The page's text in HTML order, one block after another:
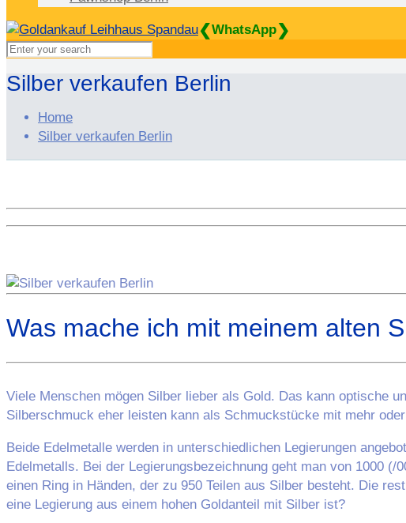
❮WhatsApp❯
Silber verkaufen Berlin
Home
Silber verkaufen Berlin
Was mache ich mit meinem alten
Viele Menschen mögen Silber lieber als Gold. Das kann optische
Silberschmuck eher leisten kann als Schmuckstücke mit mehr
Beide Edelmetalle werden in unterschiedlichen Legierungen
Edelmetalls. Bei der Legierungsbezeichnung geht man von 1000
einen Ring in Händen, der zu 950 Teilen aus Silber besteht. Die
eine Legierung aus einem hohen Goldanteil mit Silber ist?